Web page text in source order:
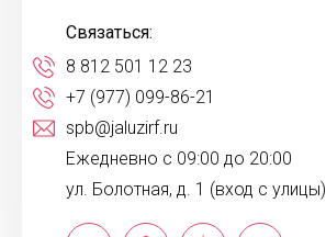
Связаться:
8 812 501 12 23
+7 (977) 099-86-21
spb@jaluzirf.ru
Ежедневно с 09:00 до 20:00
ул. Болотная, д. 1 (вход с улицы)